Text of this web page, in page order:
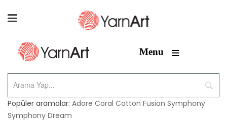
Menu ≡
Popüler aramalar: Adore Coral Cotton Fusion Symphony
Symphony Dream